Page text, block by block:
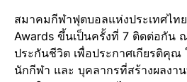
สมาคมกีฬาฟุตบอลแห่งประเทศไท
Awards ขึ้นเป็นครั้งที่ 7 ติดต่อกัน
ประกันชีวิต เพื่อประกาศเกียรติคุ
นักกีฬา และ บุคลากรที่สร้างผลงา